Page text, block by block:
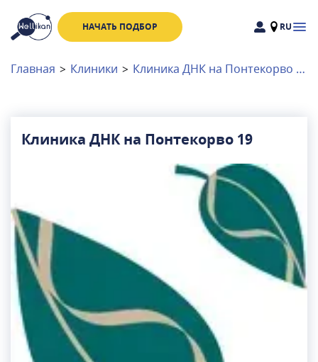
НАЧАТЬ ПОДБОР RU
Доктора
Клиники
Главная > Клиники > Клиника ДНК на Понтекорво 19
Клиника ДНК на Понтекорво 19